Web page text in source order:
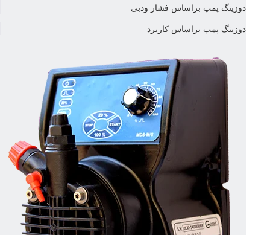
دوزینگ پمپ براساس فشار ودبی
دوزینگ پمپ براساس کاربرد